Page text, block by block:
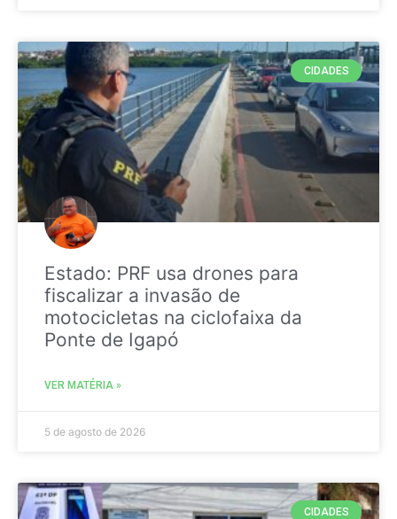
CIDADES
Estado: PRF usa drones para
fiscalizar a invasão de
motocicletas na ciclofaixa da
Ponte de Igapó
VER MATÉRIA »
5 de agosto de 2026
CIDADES